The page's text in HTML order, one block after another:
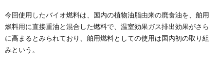
今回使用したバイオ燃料は、国内の植物油脂由来の廃食油を、舶用
燃料用に直接重油と混合した燃料で、温室効果ガス排出効果がさら
に高まるとみられており、舶用燃料としての使用は国内初の取り組
みという。